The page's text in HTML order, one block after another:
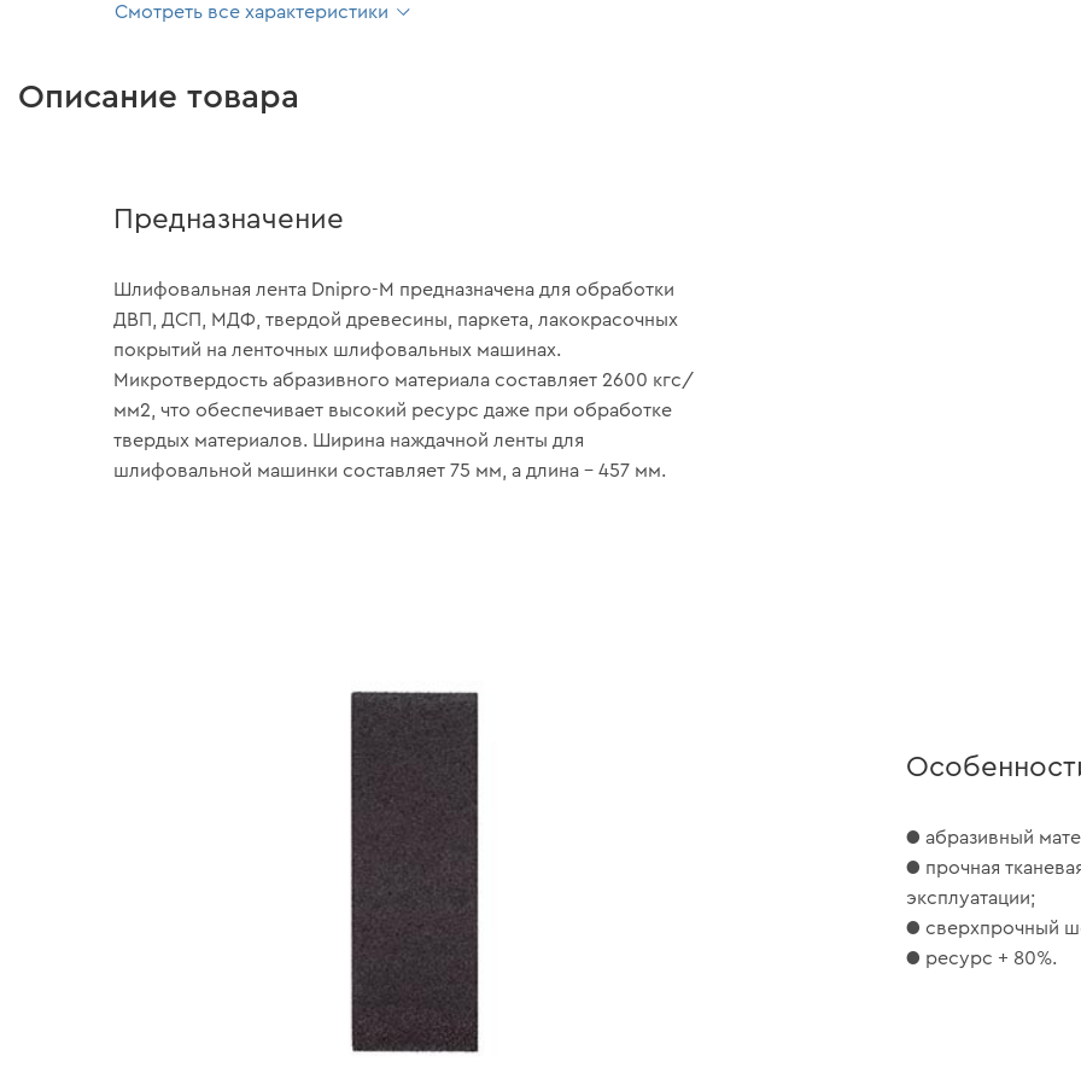
Смотреть все характеристики
Описание товара
Предназначение
Шлифовальная лента Dnipro-M предназначена для обработки
ДВП, ДСП, МДФ, твердой древесины, паркета, лакокрасочных
покрытий на ленточных шлифовальных машинах.
Микротвердость абразивного материала составляет 2600 кгс/
мм2, что обеспечивает высокий ресурс даже при обработке
твердых материалов. Ширина наждачной ленты для
шлифовальной машинки составляет 75 мм, а длина – 457 мм.
● абразивный
● прочная
эксплуатации;
● сверхпрочный
● ресурс + 80%.